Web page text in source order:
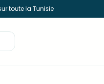
toute la Tunisie